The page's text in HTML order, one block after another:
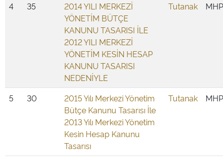
4 35
2014 YILI MERKEZİ
YÖNETİM BÜTÇE
KANUNU TASARISI İLE
2012 YILI MERKEZİ
YÖNETİM KESİN HESAP
KANUNU TASARISI
NEDENİYLE
Tutanak MHP
5 30
2015 Yılı Merkezi Yönetim
Bütçe Kanunu Tasarısı İle
2013 Yılı Merkezi Yönetim
Kesin Hesap Kanunu
Tasarısı
Tutanak MHP